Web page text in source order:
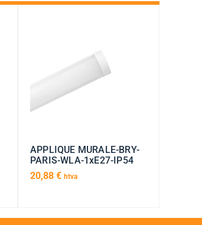
APPLIQUE MURALE-BRY-
PARIS-WLA-1xE27-IP54
20,88 € htva